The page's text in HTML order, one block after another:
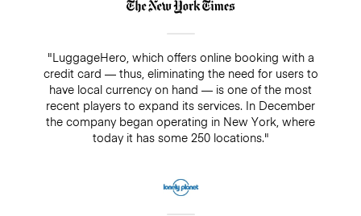
"LuggageHero, which offers online booking with a
credit card — thus, eliminating the need for users to
have local currency on hand — is one of the most
recent players to expand its services. In December
the company began operating in New York, where
today it has some 250 locations."